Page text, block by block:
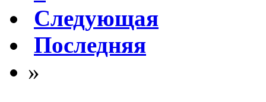
Следующая
Последняя
»